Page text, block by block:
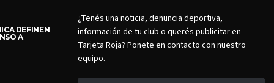
DEFINEN
A
¿Tenés una noticia, denuncia deportiva,
información de tu club o querés publicitar en
Tarjeta Roja? Ponete en contacto con nuestro
equipo.